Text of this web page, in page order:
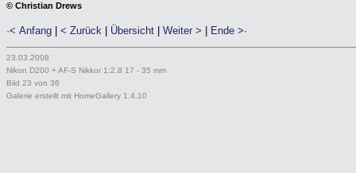
© Christian Drews
·< Anfang < Zurück Übersicht Weiter > Ende >·
23.03.2008
Nikon D200 + AF-S Nikkor 1:2.8 17 - 35 mm
Bild 23 von 36
Galerie erstellt mit HomeGallery 1.4.10